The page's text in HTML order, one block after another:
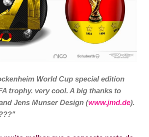
World Cup special edition
trophy. very cool. A big thanks to
Jens Munser Design (www.jmd.de).